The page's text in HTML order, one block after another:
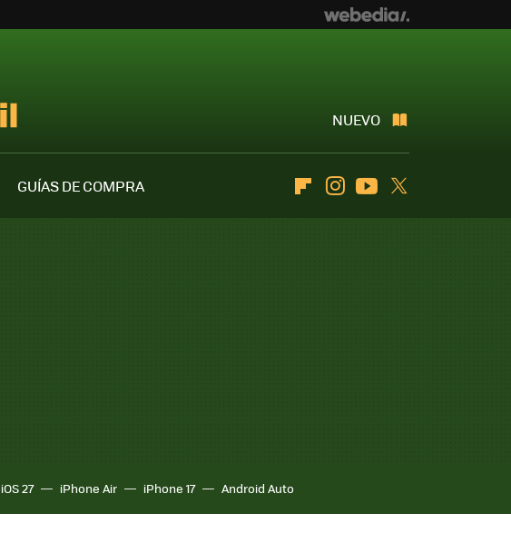
NUEVO
GUÍAS DE COMPRA
FlipboardInstagramYoutube
iOS 27 iPhone Air iPhone 17 Android Auto